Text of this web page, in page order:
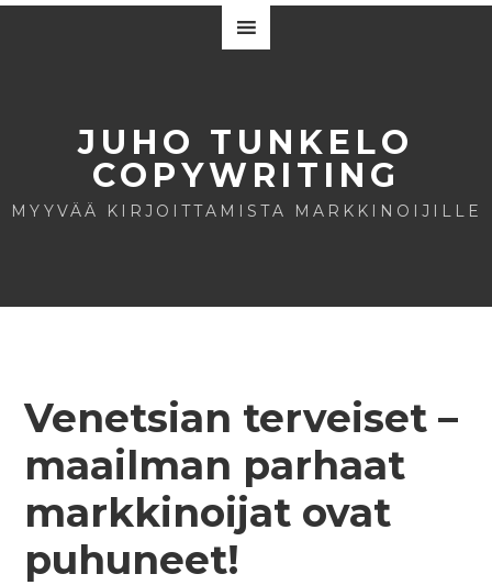
JUHO TUNKELO
COPYWRITING
MYYVÄÄ KIRJOITTAMISTA MARKKINOIJILLE
Venetsian terveiset –
maailman parhaat
markkinoijat ovat
puhuneet!